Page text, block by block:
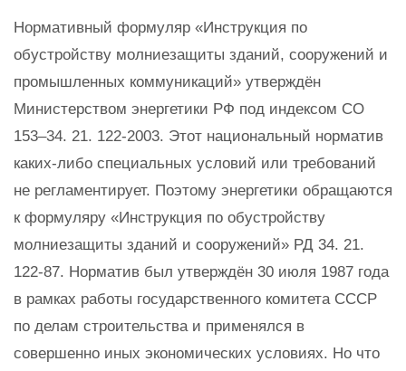
Нормативный формуляр «Инструкция по
обустройству молниезащиты зданий, сооружений и
промышленных коммуникаций» утверждён
Министерством энергетики РФ под индексом СО
153–34. 21. 122-2003. Этот национальный норматив
каких-либо специальных условий или требований
не регламентирует. Поэтому энергетики обращаются
к формуляру «Инструкция по обустройству
молниезащиты зданий и сооружений» РД 34. 21.
122-87. Норматив был утверждён 30 июля 1987 года
в рамках работы государственного комитета СССР
по делам строительства и применялся в
совершенно иных экономических условиях. Но что